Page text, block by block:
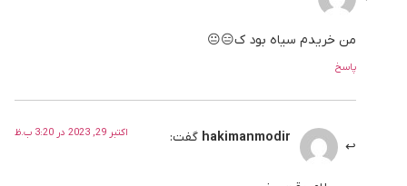
من خریدم سیاه بود ک😑😐
پاسخ
hakimanmodir گفت: اکتبر 29, 2023 در 3:20 ب.ظ